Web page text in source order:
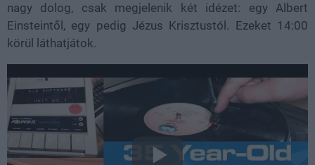
nagy dolog, csak megjelenik két idézet: egy Albert
Einsteintől, egy pedig Jézus Krisztustól. Ezeket 14:00
körül láthatjátok.